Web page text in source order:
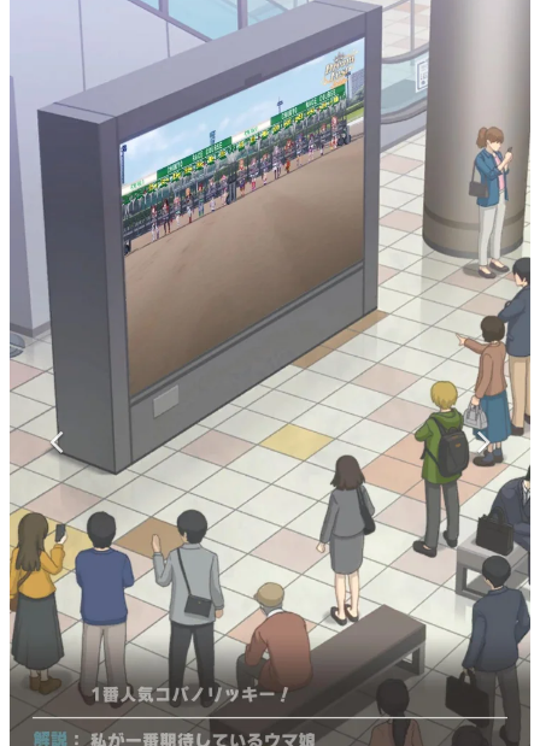
なんでゲームは面白い？
ゲーム開発者・hamatsu氏がゲームの魅力を画面や操作の
具体的な形から解き明かしていく、硬派で骨太な評論連載
ゲームが変えた日本語
「経験値」「裏技」「ラスボス」… ゲームにまつわる言葉
の起源や用法の変遷を、コンピューター文化史研究家・タ
イニーP氏が徹底調査。
カテゴリ
特集記事
マンガ
女性向け
アプリレビュー
その他
電ファミニコゲーマーとは？
運営：株式会社マレ